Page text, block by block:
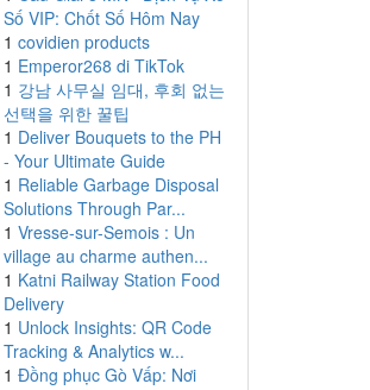
Số VIP: Chốt Số Hôm Nay
1 covidien products
1 Emperor268 di TikTok
1 강남 사무실 임대, 후회 없는
선택을 위한 꿀팁
1 Deliver Bouquets to the PH
- Your Ultimate Guide
1 Reliable Garbage Disposal
Solutions Through Par...
1 Vresse-sur-Semois : Un
village au charme authen...
1 Katni Railway Station Food
Delivery
1 Unlock Insights: QR Code
Tracking & Analytics w...
1 Đồng phục Gò Vấp: Nơi